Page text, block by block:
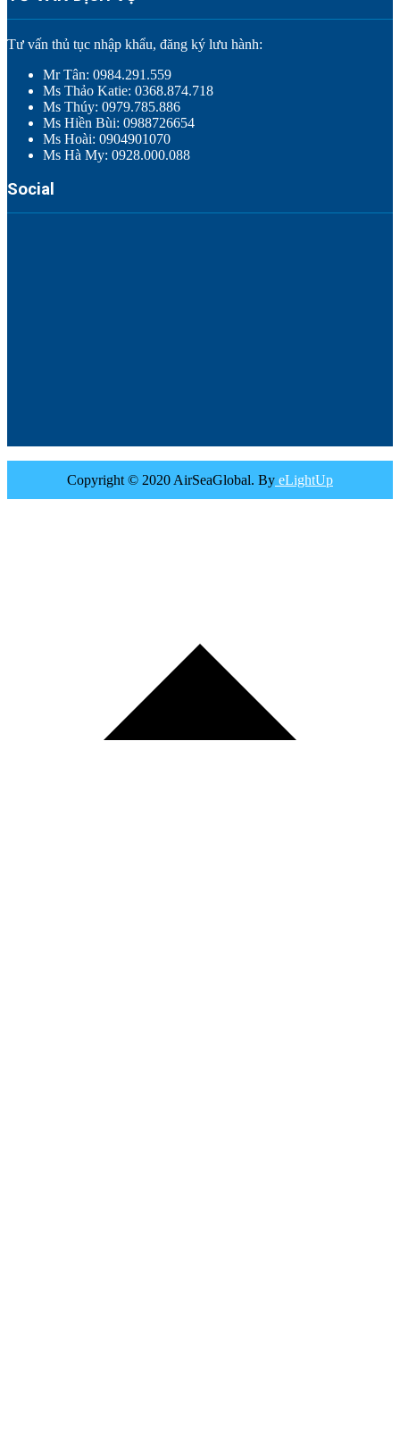
Tư vấn thủ tục nhập khẩu, đăng ký lưu hành:
Mr Tân: 0984.291.559
Ms Thảo Katie: 0368.874.718
Ms Thúy: 0979.785.886
Ms Hiền Bùi: 0988726654
Ms Hoài: 0904901070
Ms Hà My: 0928.000.088
Social
Copyright © 2020 AirSeaGlobal. By eLightUp